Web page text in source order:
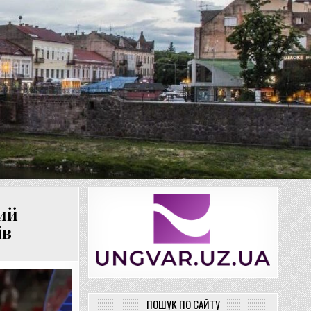
ПОШУК ПО САЙТУ